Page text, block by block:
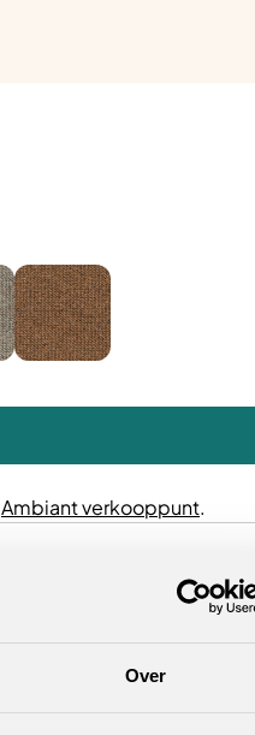
Over
Ambiant verkooppunt.